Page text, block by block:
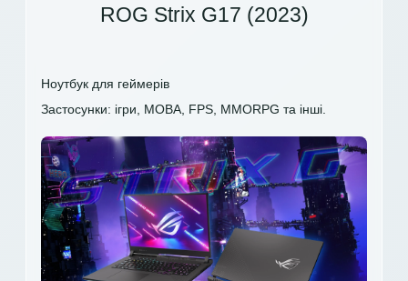
ROG Strix G17 (2023)
Ноутбук для геймерів
Застосунки: ігри, MOBA, FPS, MMORPG та інші.